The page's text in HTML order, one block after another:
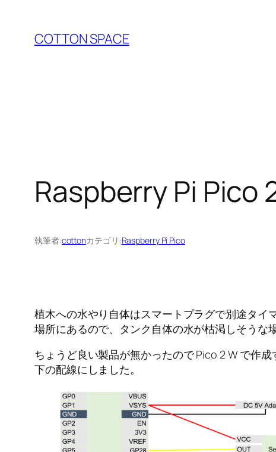
COTTON SPACE
Raspberry Pi Pico
執筆者:cottonカテゴリ:Raspberry Pi Pico
植木への水やり自体はスマートプラグで別途タ
場所にあるので、タンク自体の水が枯渇しそうな
ちょうど良い製品が無かったので Pico 2 W で作
下の配線にしました。